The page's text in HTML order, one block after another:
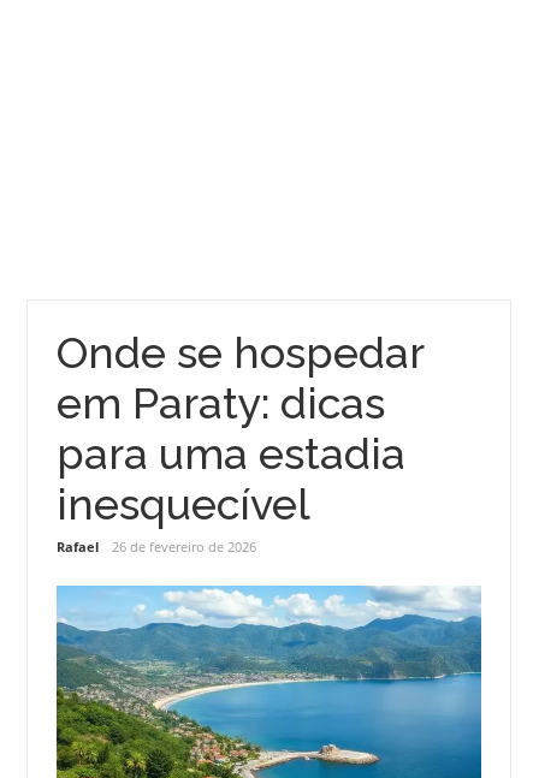
Onde se hospedar
em Paraty: dicas
para uma estadia
inesquecível
Rafael 26 de fevereiro de 2026